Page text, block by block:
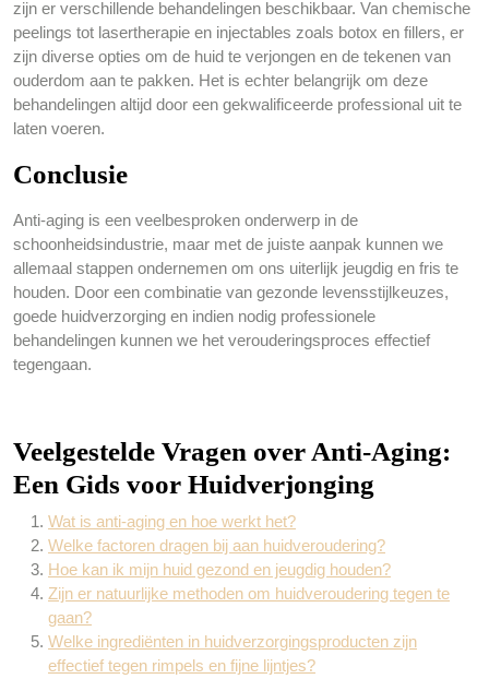
zijn er verschillende behandelingen beschikbaar. Van chemische
peelings tot lasertherapie en injectables zoals botox en fillers, er
zijn diverse opties om de huid te verjongen en de tekenen van
ouderdom aan te pakken. Het is echter belangrijk om deze
behandelingen altijd door een gekwalificeerde professional uit te
laten voeren.
Conclusie
Anti-aging is een veelbesproken onderwerp in de
schoonheidsindustrie, maar met de juiste aanpak kunnen we
allemaal stappen ondernemen om ons uiterlijk jeugdig en fris te
houden. Door een combinatie van gezonde levensstijlkeuzes,
goede huidverzorging en indien nodig professionele
behandelingen kunnen we het verouderingsproces effectief
tegengaan.
Veelgestelde Vragen over Anti-Aging:
Een Gids voor Huidverjonging
Wat is anti-aging en hoe werkt het?
Welke factoren dragen bij aan huidveroudering?
Hoe kan ik mijn huid gezond en jeugdig houden?
Zijn er natuurlijke methoden om huidveroudering tegen te
gaan?
Welke ingrediënten in huidverzorgingsproducten zijn
effectief tegen rimpels en fijne lijntjes?